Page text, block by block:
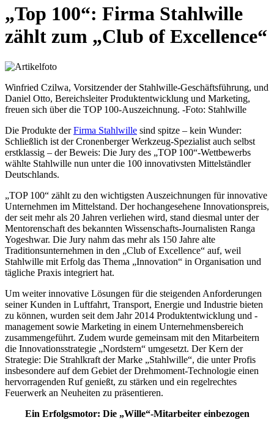
„Top 100“: Firma Stahlwille
zählt zum „Club of Excellence“
Winfried Czilwa, Vorsitzender der Stahlwille-Geschäftsführung, und
Daniel Otto, Bereichsleiter Produktentwicklung und Marketing,
freuen sich über die TOP 100-Auszeichnung. -Foto: Stahlwille
Die Produkte derFirma Stahlwille sind spitze – kein Wunder:
Schließlich ist der Cronenberger Werkzeug-Spezialist auch selbst
erstklassig – der Beweis: Die Jury des „TOP 100“-Wettbewerbs
wählte Stahlwille nun unter die 100 innovativsten Mittelständler
Deutschlands.
„TOP 100“ zählt zu den wichtigsten Auszeichnungen für innovative
Unternehmen im Mittelstand. Der hochangesehene Innovationspreis,
der seit mehr als 20 Jahren verliehen wird, stand diesmal unter der
Mentorenschaft des bekannten Wissenschafts-Journalisten Ranga
Yogeshwar. Die Jury nahm das mehr als 150 Jahre alte
Traditionsunternehmen in den „Club of Excellence“ auf, weil
Stahlwille mit Erfolg das Thema „Innovation“ in Organisation und
tägliche Praxis integriert hat.
Um weiter innovative Lösungen für die steigenden Anforderungen
seiner Kunden in Luftfahrt, Transport, Energie und Industrie bieten
zu können, wurden seit dem Jahr 2014 Produktentwicklung und -
management sowie Marketing in einem Unternehmensbereich
zusammengeführt. Zudem wurde gemeinsam mit den Mitarbeitern
die Innovationsstrategie „Nordstern“ umgesetzt. Der Kern der
Strategie: Die Strahlkraft der Marke „Stahlwille“, die unter Profis
insbesondere auf dem Gebiet der Drehmoment-Technologie einen
hervorragenden Ruf genießt, zu stärken und ein regelrechtes
Feuerwerk an Neuheiten zu präsentieren.
Ein Erfolgsmotor: Die „Wille“-Mitarbeiter einbezogen